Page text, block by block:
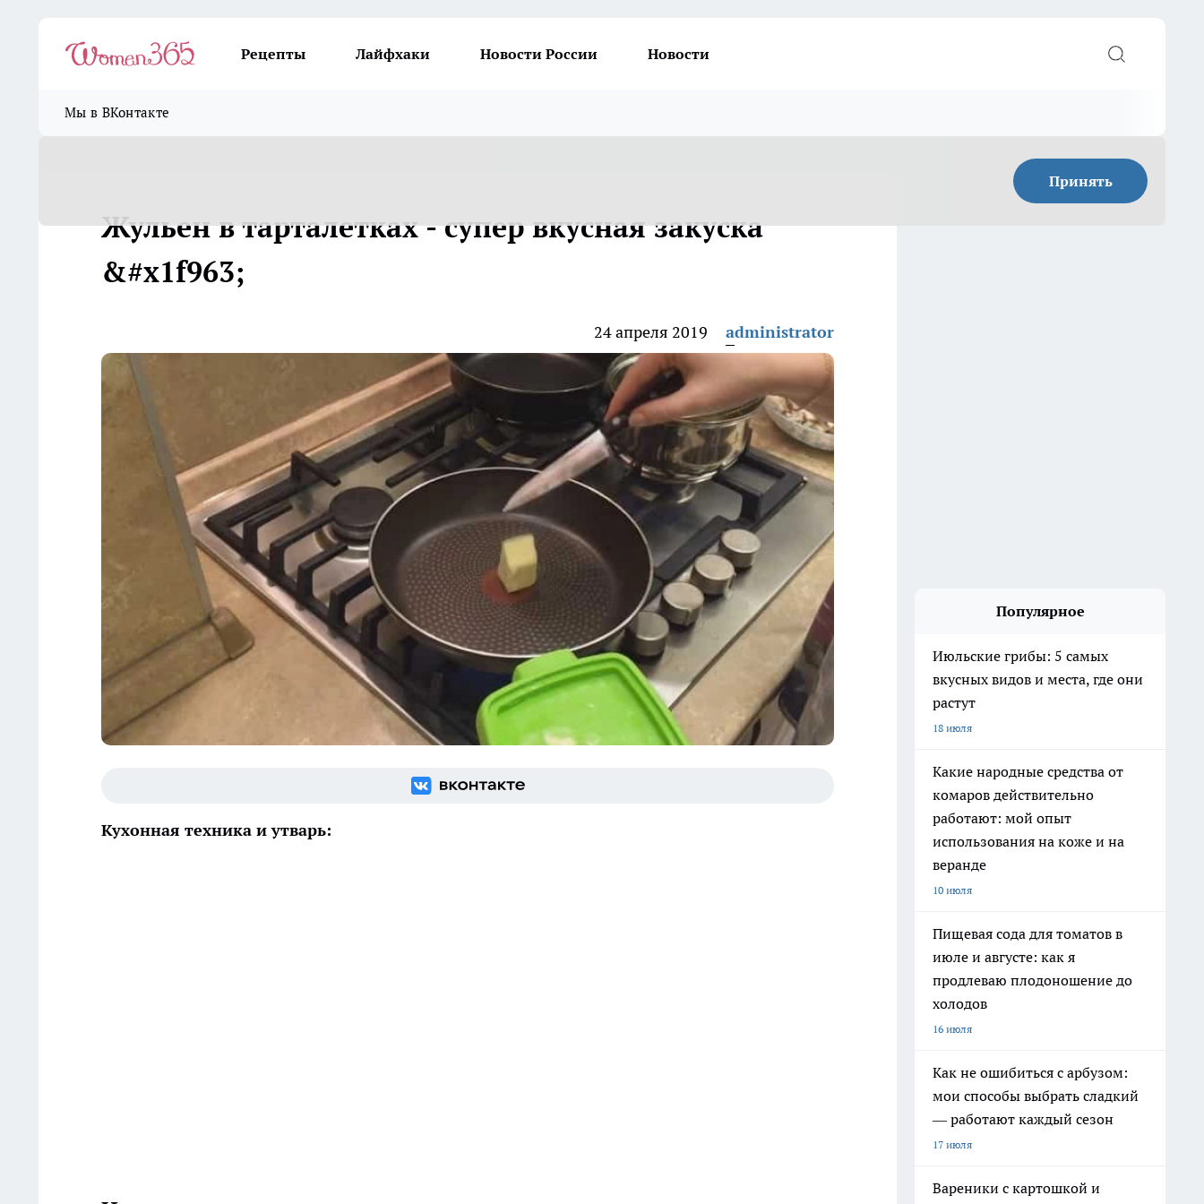
Рецепты Лайфхаки Новости России Новости
Мы в ВКонтакте
Принять
Жульен в тарталетках - супер вкусная закуска
&#x1f963;
24 апреля 2019 administrator
Кухонная техника и утварь:
Популярное
Июльские грибы: 5 самых
вкусных видов и места, где они
растут
18 июля
Какие народные средства от
комаров действительно
работают: мой опыт
использования на коже и на
веранде
10 июля
Пищевая сода для томатов в
июле и августе: как я
продлеваю плодоношение до
холодов
16 июля
Как не ошибиться с арбузом:
мои способы выбрать сладкий
— работают каждый сезон
17 июля
Вареники с картошкой и